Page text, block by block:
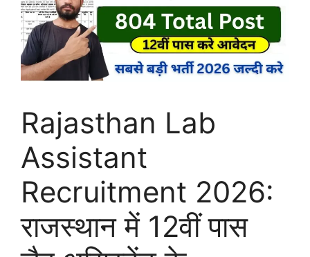
Rajasthan Lab
Assistant
Recruitment 2026:
राजस्थान में 12वीं पास